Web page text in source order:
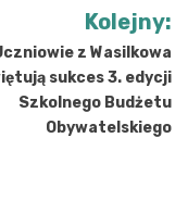
Kolejny:
z Wasilkowa
sukces 3. edycji
Szkolnego Budżetu
Obywatelskiego